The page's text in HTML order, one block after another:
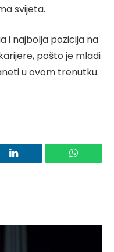
svijeta.
i najbolja pozicija na
pošto je mladi
u ovom trenutku.
LinkedIn